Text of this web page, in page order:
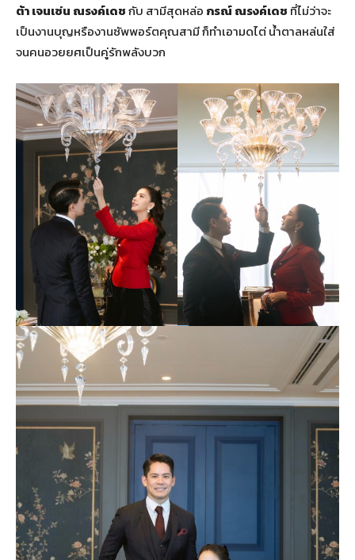
ต้า เจนเซ่น ณรงค์เดชกับ สามีสุดหล่อ กรณ์ ณรงค์เดช ที่ไม่ว่าจะ
เป็นงานบุญหรืองานซัพพอร์ตคุณสามี ก็ทำเอามดไต่ น้ำตาลหล่นใส่
จนคนอวยยศเป็นคู่รักพลังบวก